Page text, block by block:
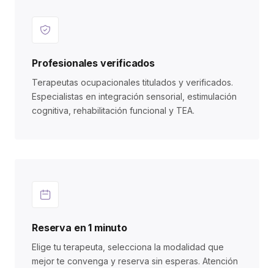
Profesionales verificados
Terapeutas ocupacionales titulados y verificados.
Especialistas en integración sensorial, estimulación
cognitiva, rehabilitación funcional y TEA.
Reserva en 1 minuto
Elige tu terapeuta, selecciona la modalidad que
mejor te convenga y reserva sin esperas. Atención